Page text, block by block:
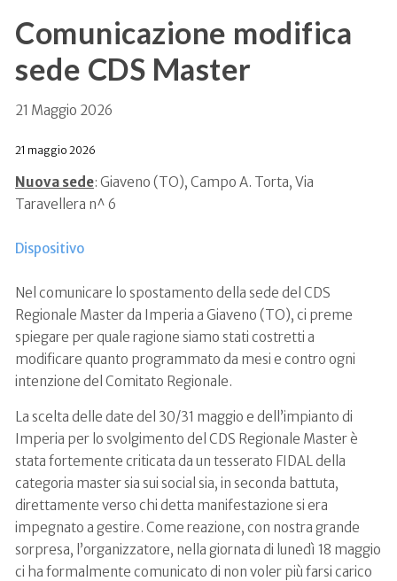
Comunicazione modifica
sede CDS Master
21 Maggio 2026
21 maggio 2026
Nuova sede: Giaveno (TO), Campo A. Torta, Via
Taravellera n^ 6
Dispositivo
Nel comunicare lo spostamento della sede del CDS
Regionale Master da Imperia a Giaveno (TO), ci preme
spiegare per quale ragione siamo stati costretti a
modificare quanto programmato da mesi e contro ogni
intenzione del Comitato Regionale.
La scelta delle date del 30/31 maggio e dell’impianto di
Imperia per lo svolgimento del CDS Regionale Master è
stata fortemente criticata da un tesserato FIDAL della
categoria master sia sui social sia, in seconda battuta,
direttamente verso chi detta manifestazione si era
impegnato a gestire. Come reazione, con nostra grande
sorpresa, l’organizzatore, nella giornata di lunedì 18 maggio
ci ha formalmente comunicato di non voler più farsi carico